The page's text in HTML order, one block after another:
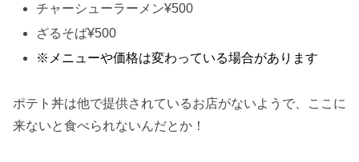
チャーシューラーメン¥500
ざるそば¥500
※メニューや価格は変わっている場合があります
ポテト丼は他で提供されているお店がないようで、ここに
来ないと食べられないんだとか！